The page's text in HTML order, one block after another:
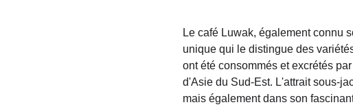
Le café Luwak, également connu
unique qui le distingue des
ont été consommés et excrétés
d'Asie du Sud-Est. L'attrait sous-
mais également dans son